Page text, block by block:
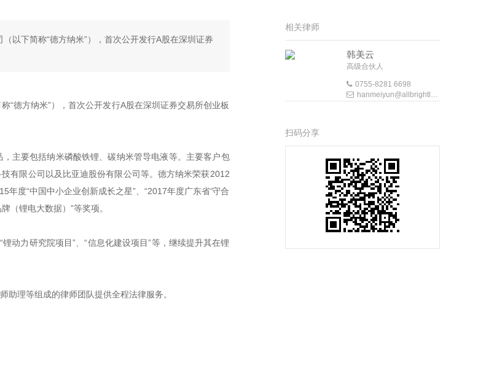
以下简称“德方纳米”），首次公开发行A股在深圳证券
“德方纳米”），首次公开发行A股在深圳证券交易所创业板
主要包括纳米磷酸铁锂、碳纳米管导电液等。主要客户包
有限公司以及比亚迪股份有限公司等。德方纳米荣获2012
度“中国中小企业创新成长之星”、“2017年度广东省‘守合
（锂电大数据）”等奖项。
动力研究院项目”、“信息化建设项目”等，继续提升其在锂
助理等组成的律师团队提供全程法律服务。
相关律师
韩美云
高级合伙人
0755-8281 6698
hanmeiyun@allbrightlaw.com
扫码分享